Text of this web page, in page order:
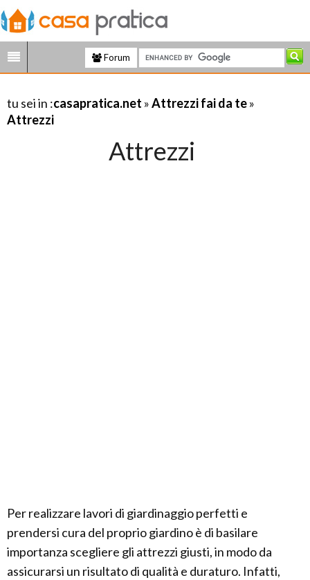
Forum
tu sei in :casapratica.net »Attrezzi fai da te»
Attrezzi
Attrezzi
Per realizzare lavori di giardinaggio perfetti e
prendersi cura del proprio giardino è di basilare
importanza scegliere gli attrezzi giusti, in modo da
assicurarsi un risultato di qualità e duraturo. Infatti,